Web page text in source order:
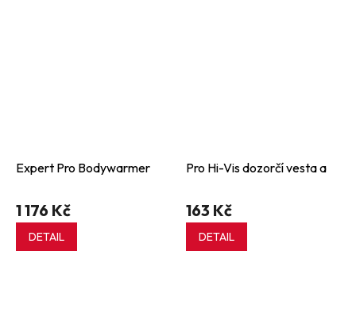
Expert Pro Bodywarmer
1 176 Kč
DETAIL
Pro Hi-Vis dozorčí vesta a
163 Kč
DETAIL